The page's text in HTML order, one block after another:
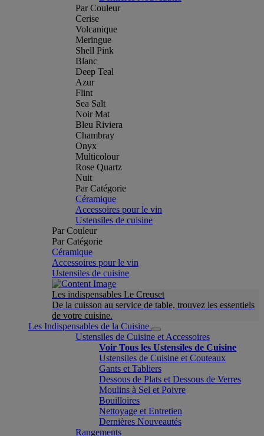
Par Couleur
Cerise
Volcanique
Meringue
Shell Pink
Blanc
Deep Teal
Azur
Flint
Sea Salt
Noir Mat
Bleu Riviera
Chambray
Onyx
Multicolour
Rose Quartz
Nuit
Par Catégorie
Céramique
Accessoires pour le vin
Ustensiles de cuisine
Par Couleur
Par Catégorie
Céramique
Accessoires pour le vin
Ustensiles de cuisine
Les indispensables Le Creuset
De la cuisson au service de table, trouvez les essentiels
de votre cuisine.
Les Indispensables de la Cuisine
Ustensiles de Cuisine et Accessoires
Voir Tous les Ustensiles de Cuisine
Ustensiles de Cuisine et Couteaux
Gants et Tabliers
Dessous de Plats et Dessous de Verres
Moulins à Sel et Poivre
Bouilloires
Nettoyage et Entretien
Dernières Nouveautés
Rangements